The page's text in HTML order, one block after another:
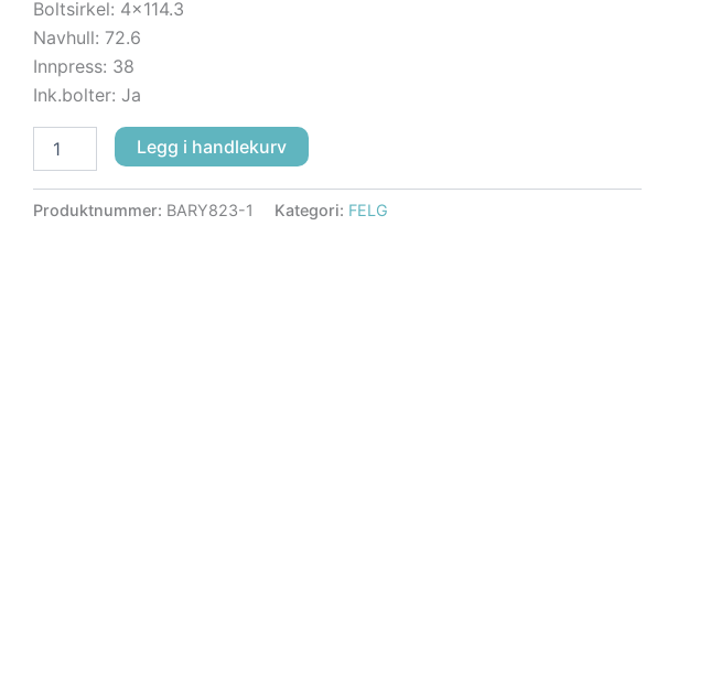
Boltsirkel: 4×114.3
Navhull: 72.6
Innpress: 38
Ink.bolter: Ja
Legg i handlekurv
Produktnummer: BARY823-1 Kategori: FELG